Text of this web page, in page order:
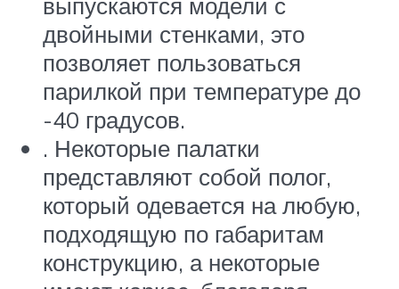
двойными стенками, это
позволяет пользоваться
парилкой при температуре до
-40 градусов.
. Некоторые палатки
представляют собой полог,
который одевается на любую,
подходящую по габаритам
конструкцию, а некоторые